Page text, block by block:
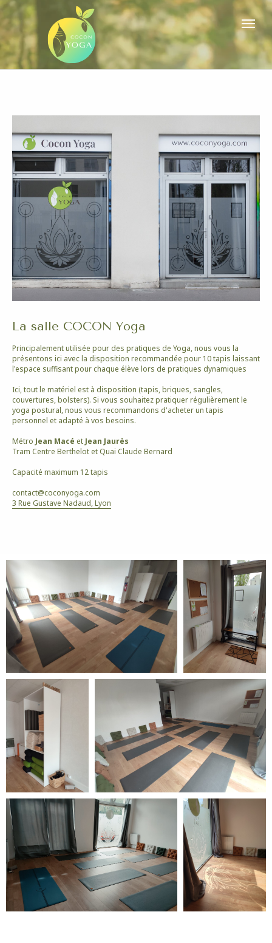
La salle COCON Yoga
Principalement utilisée pour des pratiques de Yoga, nous vous la
présentons ici avec la disposition recommandée pour 10 tapis laissant
l'espace suffisant pour chaque élève lors de pratiques dynamiques
Ici, tout le matériel est à disposition (tapis, briques, sangles,
couvertures, bolsters). Si vous souhaitez pratiquer régulièrement le
yoga postural, nous vous recommandons d'acheter un tapis
personnel et adapté à vos besoins.
Métro Jean Macé et Jean Jaurès
Tram Centre Berthelot et Quai Claude Bernard
Capacité maximum 12 tapis
contact@coconyoga.com
3 Rue Gustave Nadaud, Lyon